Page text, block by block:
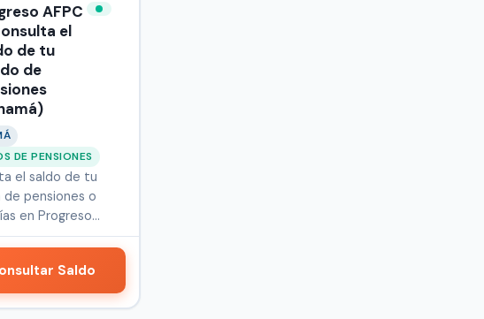
AFPC
el
de tu
de
DE PENSIONES
el saldo de tu
pensiones o
en Progreso
Pe…
Saldo